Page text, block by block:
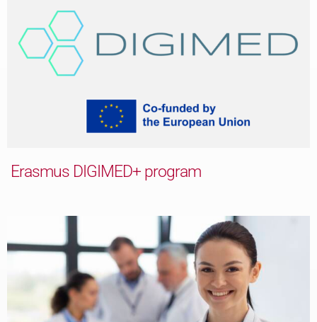
Erasmus DIGIMED+ program